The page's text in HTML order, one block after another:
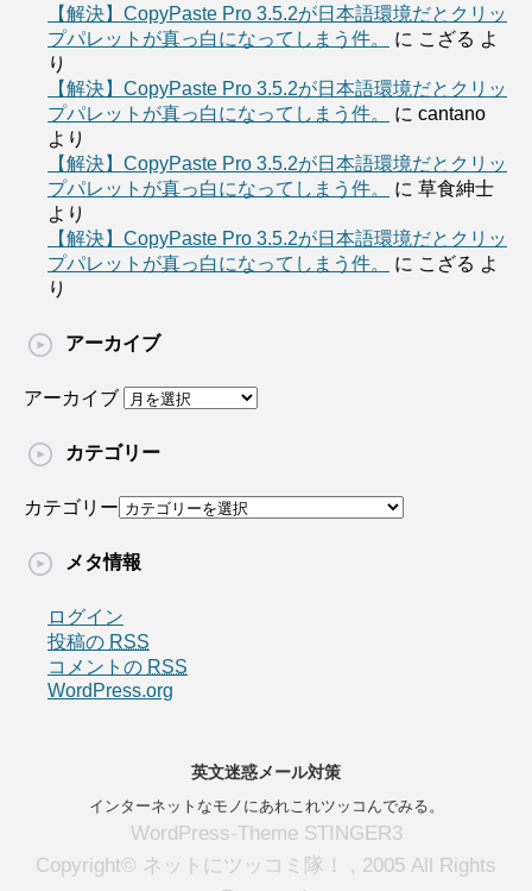
【解決】CopyPaste Pro 3.5.2が日本語環境だとクリッ
プパレットが真っ白になってしまう件。
に こざる よ
り
【解決】CopyPaste Pro 3.5.2が日本語環境だとクリッ
プパレットが真っ白になってしまう件。
に cantano
より
【解決】CopyPaste Pro 3.5.2が日本語環境だとクリッ
プパレットが真っ白になってしまう件。
に 草食紳士
より
【解決】CopyPaste Pro 3.5.2が日本語環境だとクリッ
プパレットが真っ白になってしまう件。
に こざる よ
り
アーカイブ
アーカイブ
カテゴリー
カテゴリー
メタ情報
ログイン
投稿の RSS
コメントの RSS
WordPress.org
英文迷惑メール対策
インターネットなモノにあれこれツッコんでみる。
WordPress-Theme STINGER3
Copyright© ネットにツッコミ隊！ , 2005 All Rights